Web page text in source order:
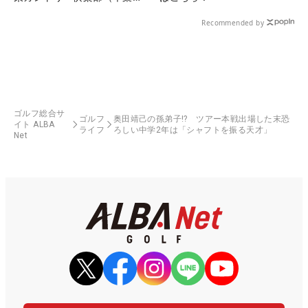
Recommended by
ゴルフ総合サ
イト ALBA
Net
ゴルフ
ライフ
奥田靖己の孫弟子!? ツアー本戦出場した末恐
ろしい中学2年は「シャフトを振る天才」